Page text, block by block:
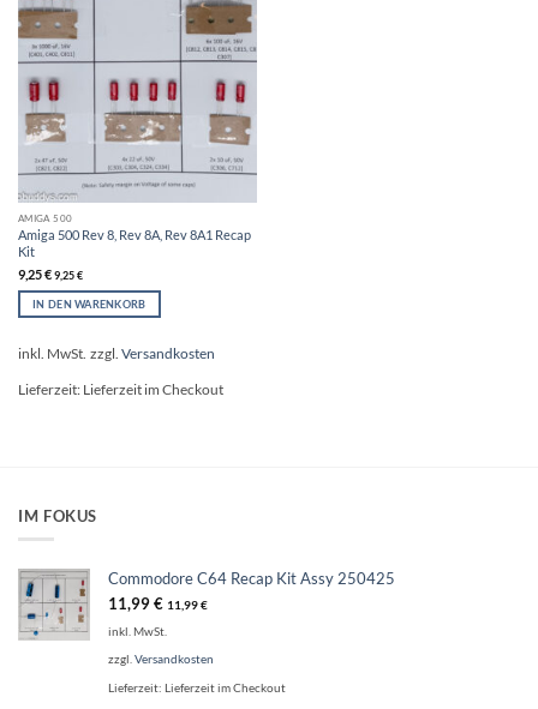
AMIGA 500
Amiga 500 Rev 8, Rev 8A, Rev 8A1 Recap
Kit
9,25€ 9,25€
IN DEN WARENKORB
inkl. MwSt. zzgl. Versandkosten
Lieferzeit: Lieferzeit im Checkout
IM FOKUS
Commodore C64 Recap Kit Assy 250425
11,99€ 11,99€
inkl. MwSt.
zzgl.Versandkosten
Lieferzeit: Lieferzeit im Checkout